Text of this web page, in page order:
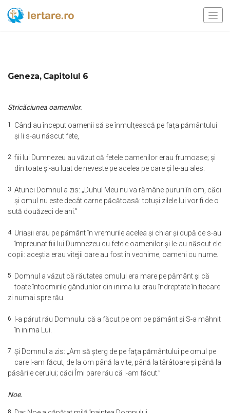
Geneza, Capitolul 6
Stricăciunea oamenilor.
1 Când au început oamenii să se înmulţească pe faţa pământului
şi li s-au născut fete,
2 fiii lui Dumnezeu au văzut că fetele oamenilor erau frumoase; şi
din toate şi-au luat de neveste pe acelea pe care şi le-au ales.
3 Atunci Domnul a zis: „Duhul Meu nu va rămâne pururi în om, căci
şi omul nu este decât carne păcătoasă: totuşi zilele lui vor fi de o
sută douăzeci de ani.”
4 Uriaşii erau pe pământ în vremurile acelea şi chiar şi după ce s-au
împreunat fiii lui Dumnezeu cu fetele oamenilor şi le-au născut ele
copii: aceştia erau vitejii care au fost în vechime, oameni cu nume.
5 Domnul a văzut că răutatea omului era mare pe pământ şi că
toate întocmirile gândurilor din inima lui erau îndreptate în fiecare
zi numai spre rău.
6
I-a părut rău Domnului că a făcut pe om pe pământ şi S-a mâhnit
în inima Lui.
7 Şi Domnul a zis: „Am să şterg de pe faţa pământului pe omul pe
care l-am făcut, de la om până la vite, până la târâtoare şi până la
păsările cerului; căci Îmi pare rău că i-am făcut.”
Noe.